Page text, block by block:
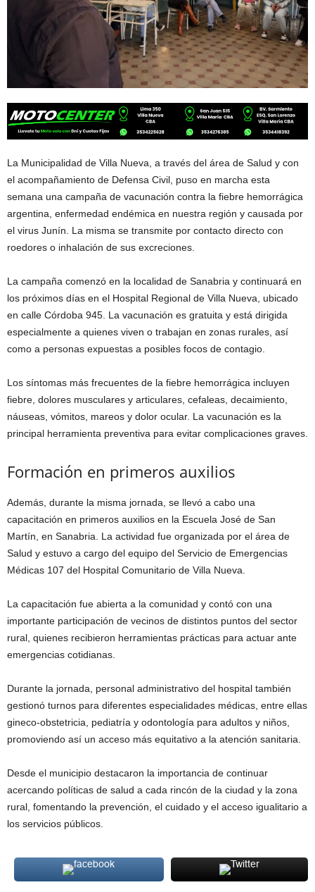
La Municipalidad de Villa Nueva, a través del área de Salud y con
el acompañamiento de Defensa Civil, puso en marcha esta
semana una campaña de vacunación contra la fiebre hemorrágica
argentina, enfermedad endémica en nuestra región y causada por
el virus Junín. La misma se transmite por contacto directo con
roedores o inhalación de sus excreciones.
La campaña comenzó en la localidad de Sanabria y continuará en
los próximos días en el Hospital Regional de Villa Nueva, ubicado
en calle Córdoba 945. La vacunación es gratuita y está dirigida
especialmente a quienes viven o trabajan en zonas rurales, así
como a personas expuestas a posibles focos de contagio.
Los síntomas más frecuentes de la fiebre hemorrágica incluyen
fiebre, dolores musculares y articulares, cefaleas, decaimiento,
náuseas, vómitos, mareos y dolor ocular. La vacunación es la
principal herramienta preventiva para evitar complicaciones graves.
Formación en primeros auxilios
Además, durante la misma jornada, se llevó a cabo una
capacitación en primeros auxilios en la Escuela José de San
Martín, en Sanabria. La actividad fue organizada por el área de
Salud y estuvo a cargo del equipo del Servicio de Emergencias
Médicas 107 del Hospital Comunitario de Villa Nueva.
La capacitación fue abierta a la comunidad y contó con una
importante participación de vecinos de distintos puntos del sector
rural, quienes recibieron herramientas prácticas para actuar ante
emergencias cotidianas.
Durante la jornada, personal administrativo del hospital también
gestionó turnos para diferentes especialidades médicas, entre ellas
gineco-obstetricia, pediatría y odontología para adultos y niños,
promoviendo así un acceso más equitativo a la atención sanitaria.
Desde el municipio destacaron la importancia de continuar
acercando políticas de salud a cada rincón de la ciudad y la zona
rural, fomentando la prevención, el cuidado y el acceso igualitario a
los servicios públicos.